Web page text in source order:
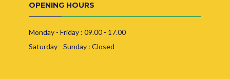
OPENING HOURS
Monday - Friday : 09.00 - 17.00
Saturday - Sunday : Closed